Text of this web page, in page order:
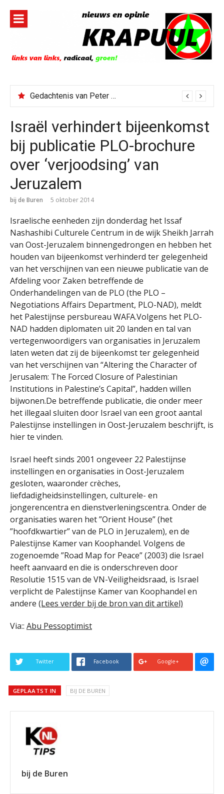
inhoud
Gedachtenis van Peter Faber
Israël verhindert bijeenkomst
bij publicatie PLO-brochure
over ‘verjoodsing’ van
Jeruzalem
bij de Buren 5 oktober 2014
Israelische eenheden zijn donderdag het Issaf
Nashashibi Culturele Centrum in de wijk Sheikh Jarrah
van Oost-Jeruzalem binnengedrongen en hebben het
houden van bijeenkomst verhinderd ter gelegenheid
van het verschijnen van een nieuwe publicatie van de
Afdeling voor Zaken betreffende de
Onderhandelingen van de PLO (the PLO –
Negotiations Affairs Department, PLO-NAD), meldt
het Palestijnse persbureau WAFA.Volgens het PLO-
NAD hadden diplomaten uit 20 landen en tal van
vertegenwoordigers van organisaties in Jeruzalem
laten weten dat zij de bijeenkomst ter gelegenheid
van het verschijnen van “Altering the Character of
Jerusalem: The Forced Closure of Palestinian
Institutions in Palestine’s Capital”, hadden willen
bijwonen.De betreffende publicatie, die onder meer
het illegaal sluiten door Israel van een groot aantal
Palestijnse instellingen in Oost-Jeruzalem beschrijft, is
hier te vinden.
Israel heeft sinds 2001 ongeveer 22 Palestijnse
instellingen en organisaties in Oost-Jeruzalem
gesloten, waaronder crèches,
liefdadigheidsinstellingen, culturele- en
jongerencentra en dienstverleningscentra. Onder de
organisaties waren het ”Orient House” (het
”hoofdkwartier” van de PLO in Jeruzalem), en de
Palestijnse Kamer van Koophandel. Volgens de
zogenoemde ”Road Map for Peace” (2003) die Israel
heeft aanvaard en die is onderschreven door
Resolutie 1515 van de VN-Veiligheidsraad, is Israel
verplicht de Palestijnse Kamer van Koophandel en
andere (Lees verder bij de bron van dit artikel)
Via:: Abu Pessoptimist
Twitter Facebook Google+
GEPLAATST IN BIJ DE BUREN
bij de Buren